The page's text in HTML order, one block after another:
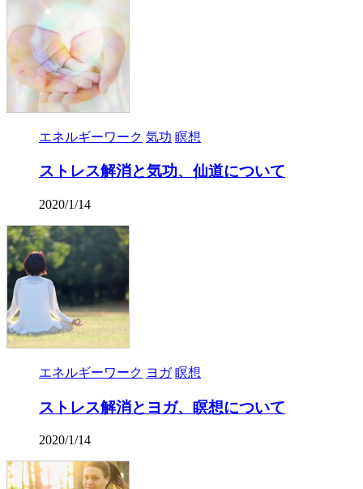
エネルギーワーク 気功 瞑想
ストレス解消と気功、仙道について
2020/1/14
エネルギーワーク ヨガ 瞑想
ストレス解消とヨガ、瞑想について
2020/1/14